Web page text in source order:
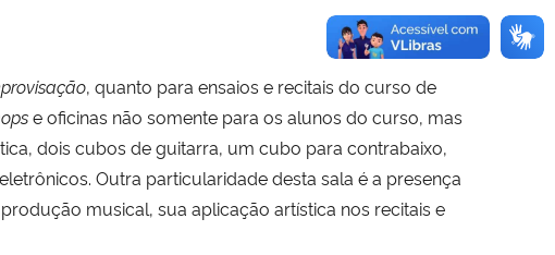
, quanto para ensaios e recitais do curso de
e oficinas não somente para os alunos do curso, mas
dois cubos de guitarra, um cubo para contrabaixo,
Outra particularidade desta sala é a presença
musical, sua aplicação artística nos recitais e